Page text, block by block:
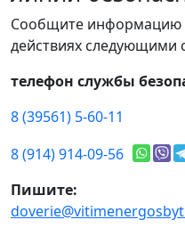
Сообщите информацию
действиях следующими
телефон службы
8 (39561) 5-60-11
8 (914) 914-09-56
Пишите: